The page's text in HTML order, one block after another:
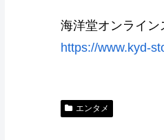
海洋堂オンライン
https://www.kyd-
エンタメ